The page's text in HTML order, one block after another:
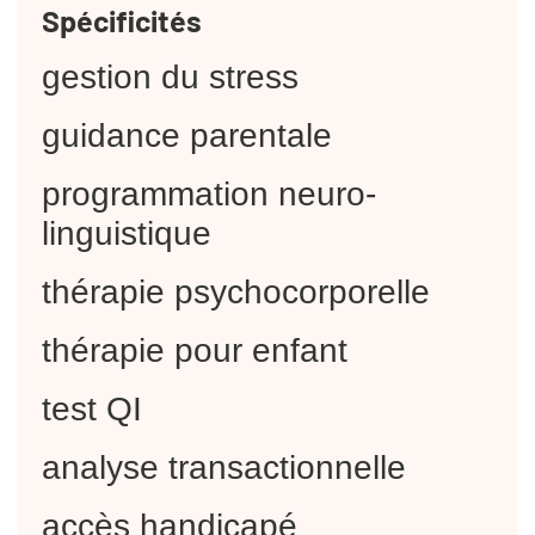
Spécificités
gestion du stress
guidance parentale
programmation neuro-
linguistique
thérapie psychocorporelle
thérapie pour enfant
test QI
analyse transactionnelle
accès handicapé